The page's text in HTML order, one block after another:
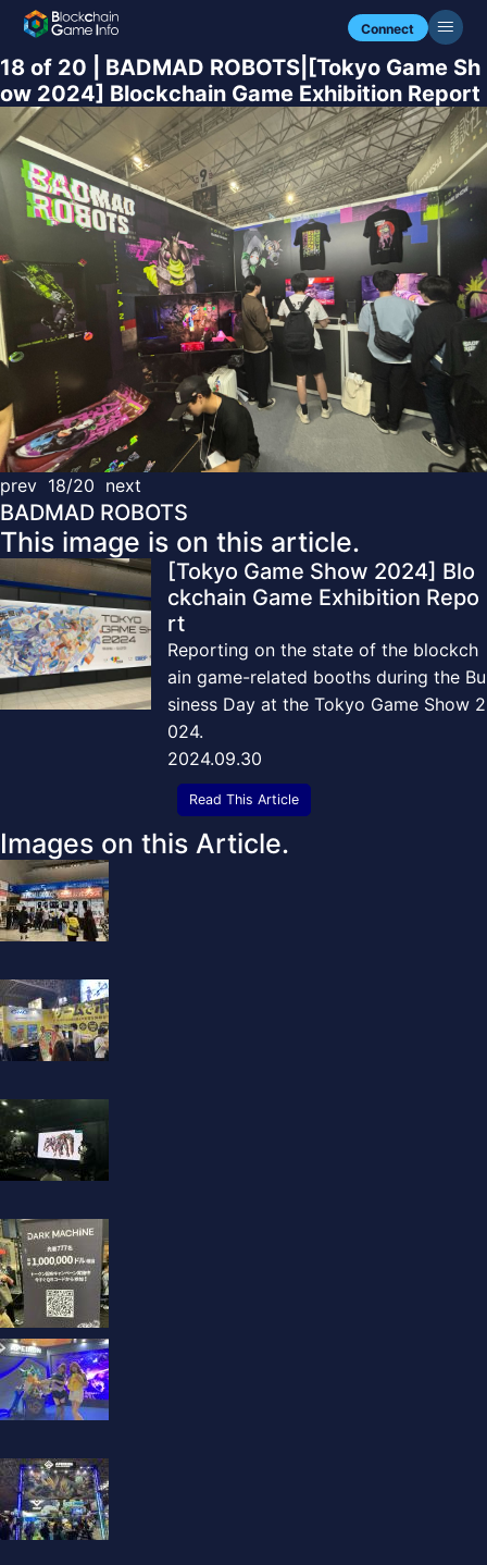
Connect
18 of 20 | BADMAD ROBOTS|[Tokyo Game Sh
ow 2024] Blockchain Game Exhibition Report
prev 18/20 next
BADMAD ROBOTS
This image is on this article.
[Tokyo Game Show 2024] Blo
ckchain Game Exhibition Repo
rt
Reporting on the state of the blockch
ain game-related booths during the Bu
siness Day at the Tokyo Game Show 2
024.
2024.09.30
Read This Article
Images on this Article.